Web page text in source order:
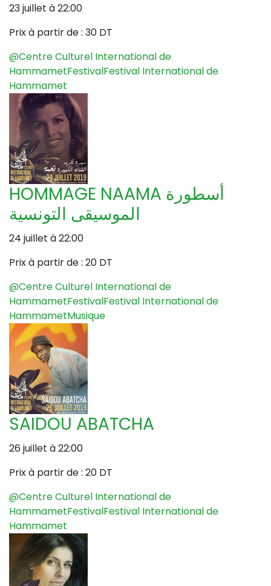
23 juillet à 22:00
Prix à partir de : 30 DT
@Centre Culturel International de
HammametFestivalFestival International de
Hammamet
HOMMAGE NAAMA أسطورة
الموسيقى التونسية
24 juillet à 22:00
Prix à partir de : 20 DT
@Centre Culturel International de
HammametFestivalFestival International de
HammametMusique
SAIDOU ABATCHA
26 juillet à 22:00
Prix à partir de : 20 DT
@Centre Culturel International de
HammametFestivalFestival International de
Hammamet